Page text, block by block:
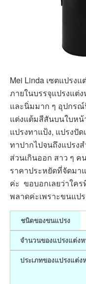
Mei Linda เซตแปรง
ภายในบรรจุแปรงแต่
และนิ่มมาก ๆ อุปกร
แต่งแต้มสีสันบนใบหน้
แปรงทาแป้ง, แปรงปั
ทาปากไปจนถึงแปรง
ส่วนเกินออก สาว ๆ
ราคาประหยัดที่จัดมา
ค่ะ ขอบอกเลยว่าใค
พลาดค่ะเพราะขนแป
ชนิดของขนแปรง
จำนวนของแปรงแต่ง
ประเภทของแปรงแต่